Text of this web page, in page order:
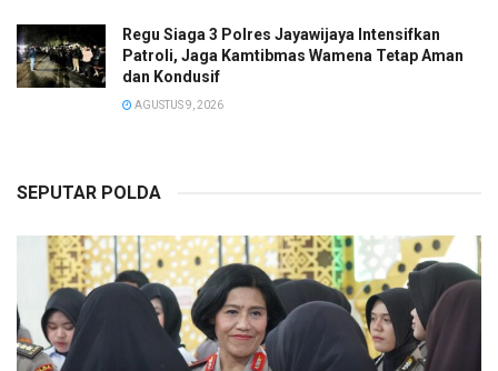
Regu Siaga 3 Polres Jayawijaya Intensifkan
Patroli, Jaga Kamtibmas Wamena Tetap Aman
dan Kondusif
AGUSTUS 9, 2026
SEPUTAR POLDA